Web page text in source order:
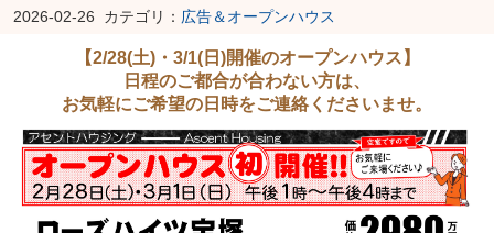
2026-02-26 カテゴリ： 広告＆オープンハウス
【2/28(土)・3/1(日)開催のオープンハウス】
日程のご都合が合わない方は、
お気軽にご希望の日時をご連絡くださいませ。